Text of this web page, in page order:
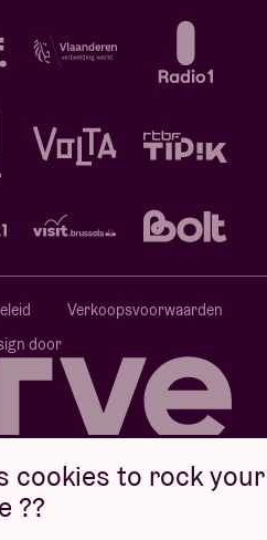
Verkoopsvoorwaarden
door
door
cookies to rock your
??